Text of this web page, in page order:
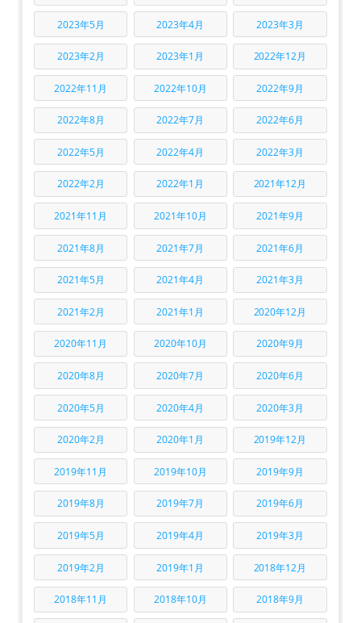
2023年5月 2023年4月 2023年3月
2023年2月 2023年1月 2022年12月
2022年11月 2022年10月 2022年9月
2022年8月 2022年7月 2022年6月
2022年5月 2022年4月 2022年3月
2022年2月 2022年1月 2021年12月
2021年11月 2021年10月 2021年9月
2021年8月 2021年7月 2021年6月
2021年5月 2021年4月 2021年3月
2021年2月 2021年1月 2020年12月
2020年11月 2020年10月 2020年9月
2020年8月 2020年7月 2020年6月
2020年5月 2020年4月 2020年3月
2020年2月 2020年1月 2019年12月
2019年11月 2019年10月 2019年9月
2019年8月 2019年7月 2019年6月
2019年5月 2019年4月 2019年3月
2019年2月 2019年1月 2018年12月
2018年11月 2018年10月 2018年9月